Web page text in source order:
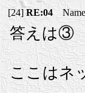
[24]RE:04Name
答えは③
ここはネ